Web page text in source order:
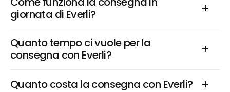
giornata di Everli?
Quanto tempo ci vuole per la
consegna con Everli?
Quanto costa la consegna con Everli?